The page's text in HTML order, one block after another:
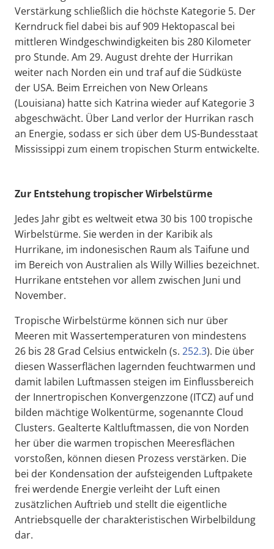
Verstärkung schließlich die höchste Kategorie 5. Der
Kerndruck fiel dabei bis auf 909 Hektopascal bei
mittleren Windgeschwindigkeiten bis 280 Kilometer
pro Stunde. Am 29. August drehte der Hurrikan
weiter nach Norden ein und traf auf die Südküste
der USA. Beim Erreichen von New Orleans
(Louisiana) hatte sich Katrina wieder auf Kategorie 3
abgeschwächt. Über Land verlor der Hurrikan rasch
an Energie, sodass er sich über dem US-Bundesstaat
Mississippi zum einem tropischen Sturm entwickelte.
Zur Entstehung tropischer Wirbelstürme
Jedes Jahr gibt es weltweit etwa 30 bis 100 tropische
Wirbelstürme. Sie werden in der Karibik als
Hurrikane, im indonesischen Raum als Taifune und
im Bereich von Australien als Willy Willies bezeichnet.
Hurrikane entstehen vor allem zwischen Juni und
November.
Tropische Wirbelstürme können sich nur über
Meeren mit Wassertemperaturen von mindestens
26 bis 28 Grad Celsius entwickeln (s. 252.3). Die über
diesen Wasserflächen lagernden feuchtwarmen und
damit labilen Luftmassen steigen im Einflussbereich
der Innertropischen Konvergenzzone (ITCZ) auf und
bilden mächtige Wolkentürme, sogenannte Cloud
Clusters. Gealterte Kaltluftmassen, die von Norden
her über die warmen tropischen Meeresflächen
vorstoßen, können diesen Prozess verstärken. Die
bei der Kondensation der aufsteigenden Luftpakete
frei werdende Energie verleiht der Luft einen
zusätzlichen Auftrieb und stellt die eigentliche
Antriebsquelle der charakteristischen Wirbelbildung
dar.